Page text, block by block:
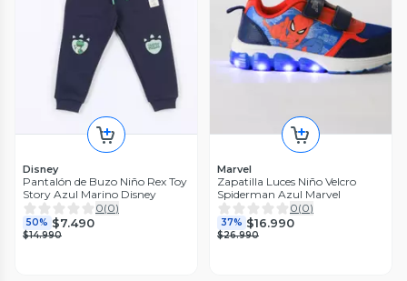
Disney
Pantalón de Buzo Niño Rex Toy
Story Azul Marino Disney
0(0)
50% $7.490
$14.990
Marvel
Zapatilla Luces Niño Velcro
Spiderman Azul Marvel
0(0)
37% $16.990
$26.990